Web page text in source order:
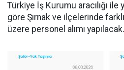
Türkiye İş Kurumu aracılığı ile
göre Şırnak ve ilçelerinde
üzere personel alımı yapılacak.